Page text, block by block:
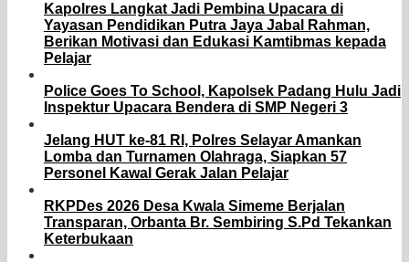
Kapolres Langkat Jadi Pembina Upacara di
Yayasan Pendidikan Putra Jaya Jabal Rahman,
Berikan Motivasi dan Edukasi Kamtibmas kepada
Pelajar
Police Goes To School, Kapolsek Padang Hulu Jadi
Inspektur Upacara Bendera di SMP Negeri 3
Jelang HUT ke-81 RI, Polres Selayar Amankan
Lomba dan Turnamen Olahraga, Siapkan 57
Personel Kawal Gerak Jalan Pelajar
RKPDes 2026 Desa Kwala Simeme Berjalan
Transparan, Orbanta Br. Sembiring S.Pd Tekankan
Keterbukaan